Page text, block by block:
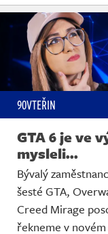
90VTEŘIN
GTA 6 je ve
mysleli...
Bývalý
šesté GTA,
Creed Mirage
řekneme v